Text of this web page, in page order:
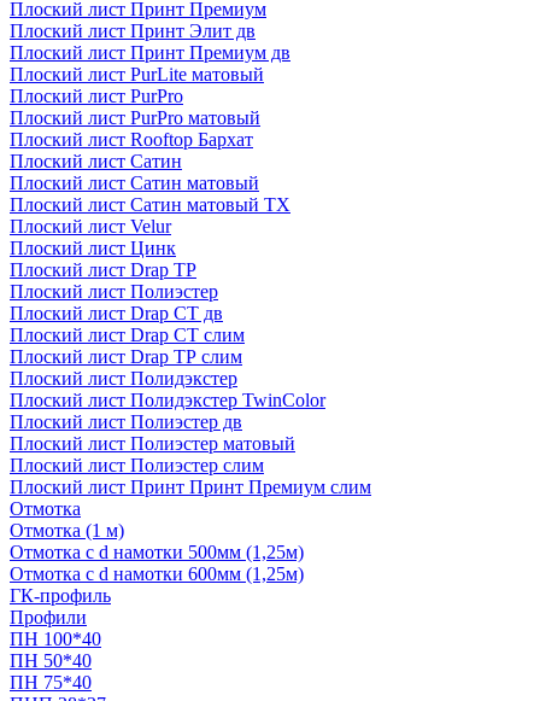
Плоский лист Принт Премиум
Плоский лист Принт Элит дв
Плоский лист Принт Премиум дв
Плоский лист PurLite матовый
Плоский лист PurPro
Плоский лист PurPro матовый
Плоский лист Rooftop Бархат
Плоский лист Сатин
Плоский лист Сатин матовый
Плоский лист Сатин матовый TX
Плоский лист Velur
Плоский лист Цинк
Плоский лист Drap ТР
Плоский лист Полиэстер
Плоский лист Drap СТ дв
Плоский лист Drap СТ слим
Плоский лист Drap ТР слим
Плоский лист Полидэкстер
Плоский лист Полидэкстер TwinColor
Плоский лист Полиэстер дв
Плоский лист Полиэстер матовый
Плоский лист Полиэстер слим
Плоский лист Принт Принт Премиум слим
Отмотка
Отмотка (1 м)
Отмотка с d намотки 500мм (1,25м)
Отмотка с d намотки 600мм (1,25м)
ГК-профиль
Профили
ПН 100*40
ПН 50*40
ПН 75*40